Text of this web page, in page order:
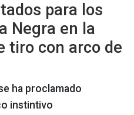
para los
Negra en la
tiro con arco de
ha proclamado
instintivo